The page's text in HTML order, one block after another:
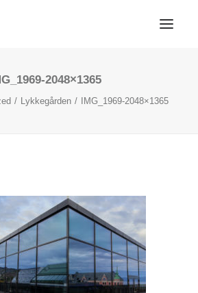
2048×1365
Lykkegården IMG_1969-2048×1365